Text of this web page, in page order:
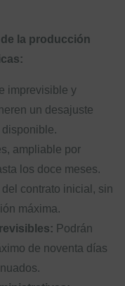
la producción
imprevisible y
un desajuste
ampliable por
los doce meses.
contrato inicial, sin
máxima.
Podrán
de noventa días